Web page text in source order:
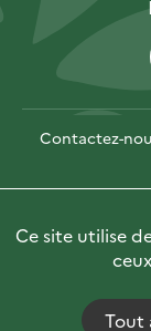
Contactez-
Espace presse
PhotoFor
Ce site utilise
Tout